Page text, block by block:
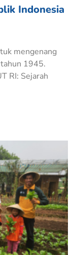
Indonesia
mengenang
1945.
RI: Sejarah